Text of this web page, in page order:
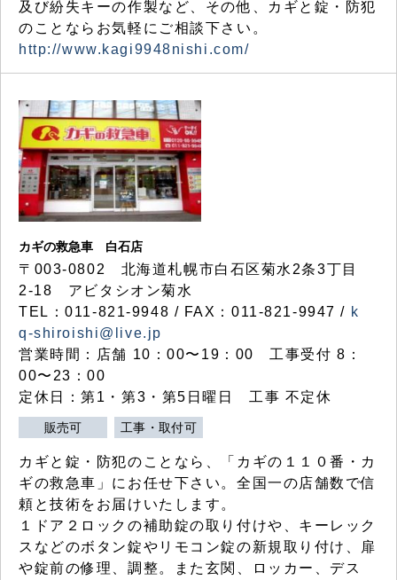
及び紛失キーの作製など、その他、カギと錠・防犯
のことならお気軽にご相談下さい。
http://www.kagi9948nishi.com/
カギの救急車 白石店
〒003-0802 北海道札幌市白石区菊水2条3丁目
2-18 アビタシオン菊水
TEL：011-821-9948 / FAX：011-821-9947 / k
q-shiroishi@live.jp
営業時間：店舗 10：00〜19：00 工事受付 8：
00〜23：00
定休日：第1・第3・第5日曜日 工事 不定休
販売可 工事・取付可
カギと錠・防犯のことなら、「カギの１１０番・カ
ギの救急車」にお任せ下さい。全国一の店舗数で信
頼と技術をお届けいたします。
１ドア２ロックの補助錠の取り付けや、キーレック
スなどのボタン錠やリモコン錠の新規取り付け、扉
や錠前の修理、調整。また玄関、ロッカー、デス